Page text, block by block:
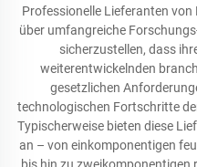
Professionelle Lieferanten
über umfangreiche
sicherzustellen, dass
weiterentwickelnden
gesetzlichen
technologischen Fortschritte
Typischerweise bieten diese
an – von einkomponentigen